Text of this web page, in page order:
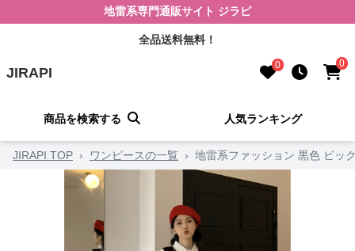
地雷系専門通販サイト ジラピ
全品送料無料！
JIRAPI 0 0
商品を検索する 人気ランキング
JIRAPI TOP › ワンピースの一覧 › 地雷系ファッション 黒色 ビッ